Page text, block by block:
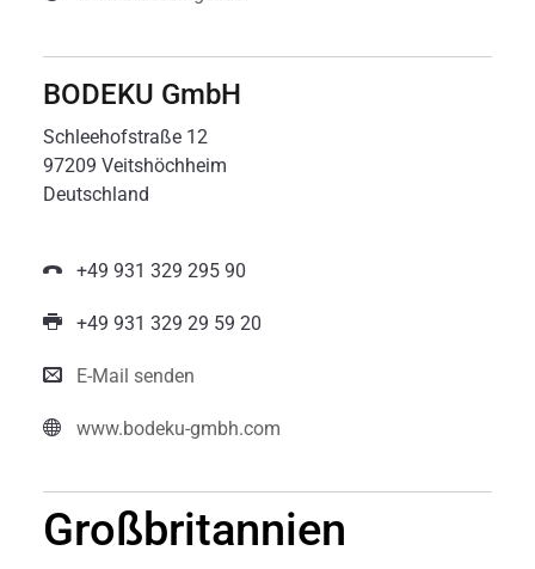
BODEKU GmbH
Schleehofstraße 12
97209 Veitshöchheim
Deutschland
+49 931 329 295 90
+49 931 329 29 59 20
E-Mail senden
www.bodeku-gmbh.com
Großbritannien